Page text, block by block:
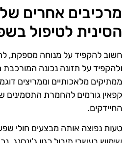
מרכיבים אחרים
הסינית לטיפול
חשוב להקפיד על מנוחה מספקת,
ולהקפיד על תזונה נכונה המורכבת
ממתיקים מלאכותיים וממריצים
קפאין גורמים להחמרת התסמינים
החיידקים.
טעות נפוצה אותה מבצעים חולי